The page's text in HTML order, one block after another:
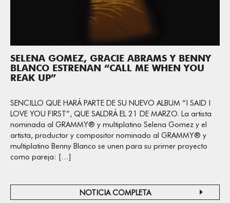
SELENA GOMEZ, GRACIE ABRAMS Y BENNY
BLANCO ESTRENAN “CALL ME WHEN YOU
REAK UP”
SENCILLO QUE HARÁ PARTE DE SU NUEVO ALBUM “I SAID I
LOVE YOU FIRST”, QUE SALDRÁ EL 21 DE MARZO. La artista
nominada al GRAMMY® y multiplatino Selena Gomez y el
artista, productor y compositor nominado al GRAMMY® y
multiplatino Benny Blanco se unen para su primer proyecto
como pareja: […]
NOTICIA COMPLETA